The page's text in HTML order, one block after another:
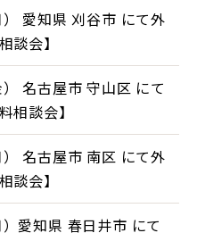
愛知県 刈谷市 にて外
談会】
名古屋市 守山区 にて
相談会】
名古屋市 南区 にて外
談会】
愛知県 春日井市 にて